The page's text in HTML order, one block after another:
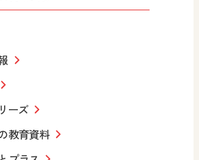
ーズ
教育資料